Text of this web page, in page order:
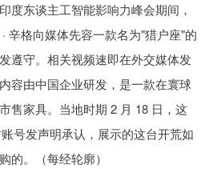
度东谈主工智能影响力峰会期间，
辛格向媒体先容一款名为"猎户座"的
遵守。相关视频速即在外交媒体发
容由中国企业研发，是一款在寰球
售家具。当地时期 2 月 18 日，这
号发声明承认，展示的这台开荒如
的。（每经轮廓）